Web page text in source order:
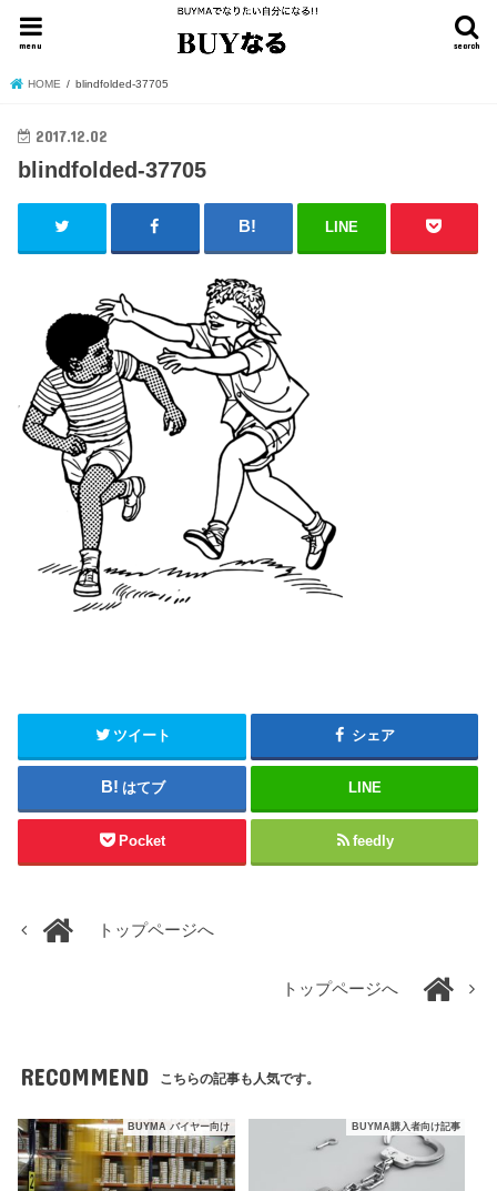
search
menu
HOME blindfolded-37705
2017.12.02
blindfolded-37705
LINE
ツイート シェア
はてブ LINE
Pocket feedly
トップページへ
トップページへ
RECOMMEND こちらの記事も人気です。
BUYMA バイヤー向け BUYMA購入者向け記事